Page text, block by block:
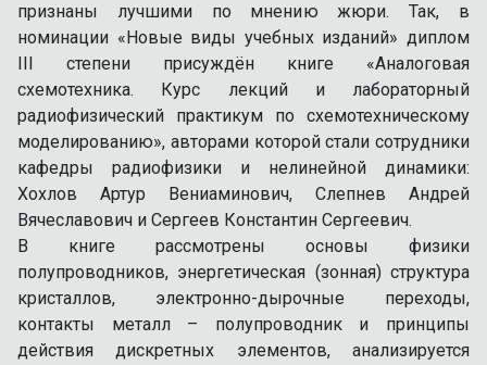
признаны лучшими по мнению жюри. Так, в
номинации «Новые виды учебных изданий» диплом
III степени присуждён книге «Аналоговая
схемотехника. Курс лекций и лабораторный
радиофизический практикум по схемотехническому
моделированию», авторами которой стали сотрудники
кафедры радиофизики и нелинейной динамики:
Хохлов Артур Вениаминович, Слепнев Андрей
Вячеславович и Сергеев Константин Сергеевич.
В книге рассмотрены основы физики
полупроводников, энергетическая (зонная) структура
кристаллов, электронно-дырочные переходы,
контакты металл – полупроводник и принципы
действия дискретных элементов, анализируется